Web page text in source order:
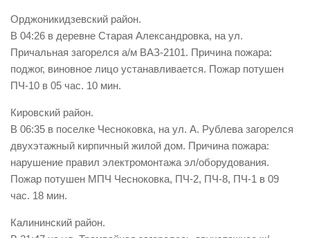
Орджоникидзевский район.
В 04:26 в деревне Старая Александровка, на ул.
Причальная загорелся а/м ВАЗ-2101. Причина пожара:
поджог, виновное лицо устанавливается. Пожар потушен
ПЧ-10 в 05 час. 10 мин.
Кировский район.
В 06:35 в поселке Чесноковка, на ул. А. Рублева загорелся
двухэтажный кирпичный жилой дом. Причина пожара:
нарушение правил электромонтажа эл/оборудования.
Пожар потушен МПЧ Чесноковка, ПЧ-2, ПЧ-8, ПЧ-1 в 09
час. 18 мин.
Калининский район.